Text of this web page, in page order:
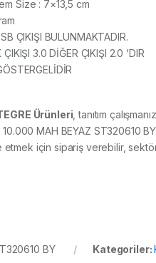
Size : 7×13,5 cm
ÇIKIŞI BULUNMAKTADIR.
3.0 DİĞER ÇIKIŞI 2.0 ‘DIR
Ürünleri , tanıtım
10.000 MAH BEYAZ ST320610
için sipariş verebilir,
BY Kategoriler: